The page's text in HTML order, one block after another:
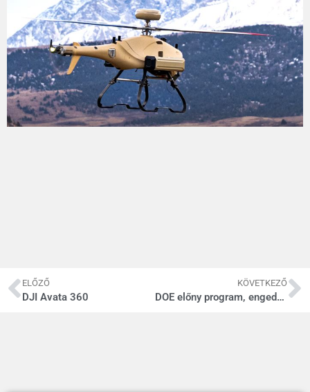
ELŐZŐ
DJI Avata 360
KÖVETKEZŐ
DOE előny program, engedélyes repülések